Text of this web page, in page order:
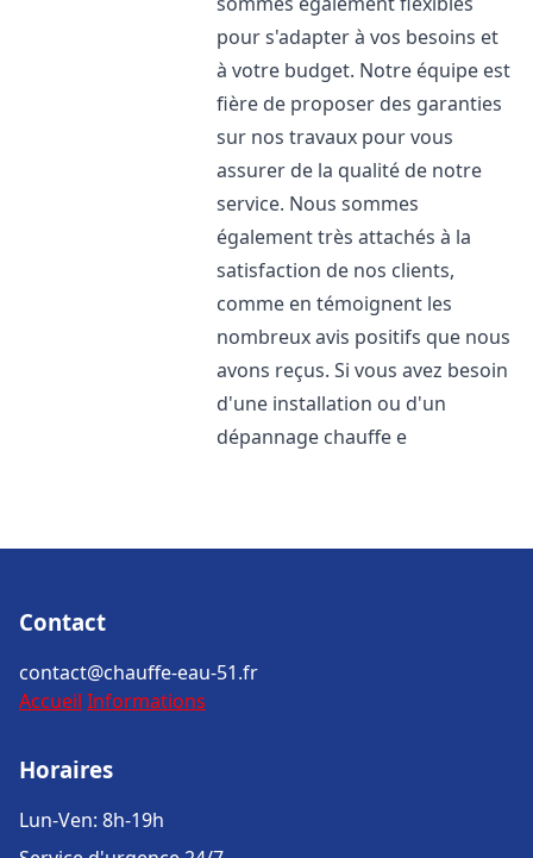
pour s'adapter à vos besoins et
à votre budget. Notre équipe est
fière de proposer des garanties
sur nos travaux pour vous
assurer de la qualité de notre
service. Nous sommes
également très attachés à la
satisfaction de nos clients,
comme en témoignent les
nombreux avis positifs que nous
avons reçus. Si vous avez besoin
d'une installation ou d'un
dépannage chauffe e
Contact
contact@chauffe-eau-51.fr
Accueil Informations
Horaires
Lun-Ven: 8h-19h